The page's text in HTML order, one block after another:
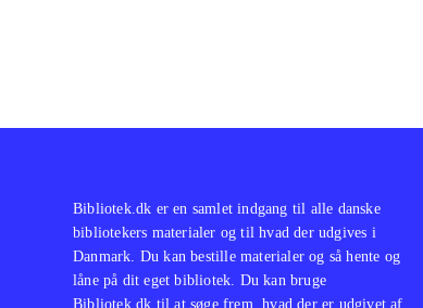
Bibliotek.dk er en samlet indgang til alle danske
bibliotekers materialer og til hvad der udgives i
Danmark. Du kan bestille materialer og så hente og
låne på dit eget bibliotek. Du kan bruge
Bibliotek.dk til at søge frem, hvad der er udgivet af